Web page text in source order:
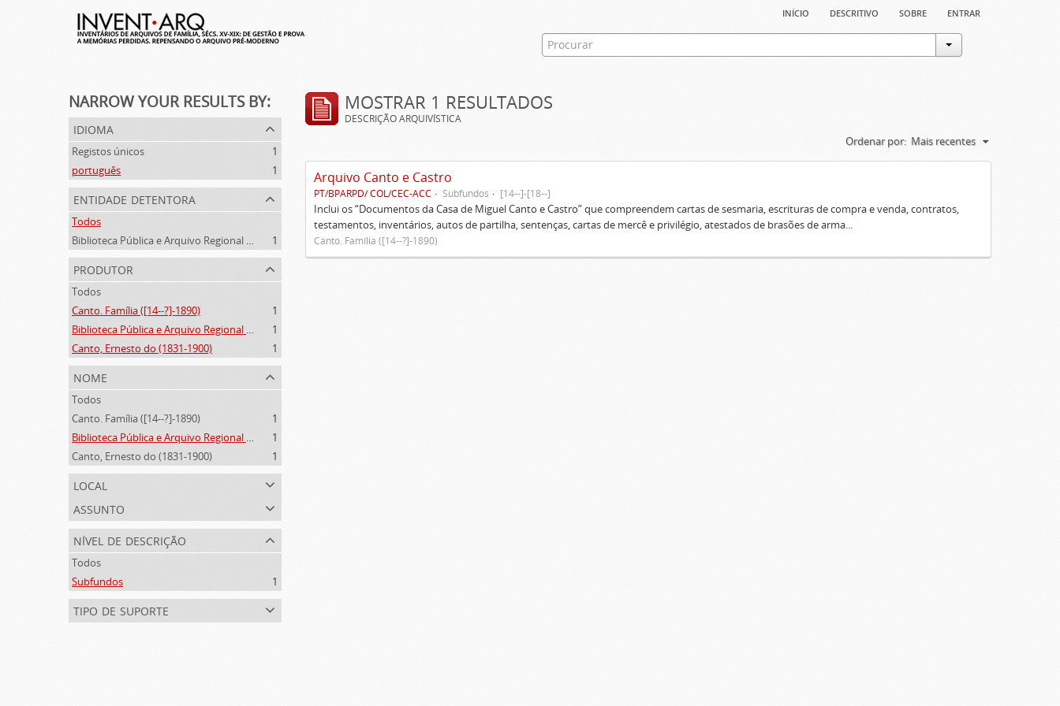
início descritivo sobre entrar
NARROW YOUR RESULTS BY:
idioma
Registos únicos
1
português
1
entidade detentora
Todos
Biblioteca Pública e Arquivo Regional de Ponta Delgada
1
produtor
Todos
Canto. Família ([14--?]-1890)
1
Biblioteca Pública e Arquivo Regional de Ponta Delgada (1841- )
1
Canto, Ernesto do (1831-1900)
1
nome
Todos
Canto. Família ([14--?]-1890)
1
Biblioteca Pública e Arquivo Regional de Ponta Delgada (1841- )
1
Canto, Ernesto do (1831-1900)
1
local
assunto
nível de descrição
Todos
Subfundos
1
tipo de suporte
MOSTRAR 1 RESULTADOS
DESCRIÇÃO ARQUIVÍSTICA
Ordenar por: Mais recentes
Arquivo Canto e Castro
PT/BPARPD/ COL/CEC-ACC Subfundos [14--]-[18--]
Inclui os “Documentos da Casa de Miguel Canto e Castro” que compreendem cartas de sesmaria, escrituras de compra e venda, contratos,
testamentos, inventários, autos de partilha, sentenças, cartas de mercê e privilégio, atestados de brasões de arma...
Canto. Família ([14--?]-1890)